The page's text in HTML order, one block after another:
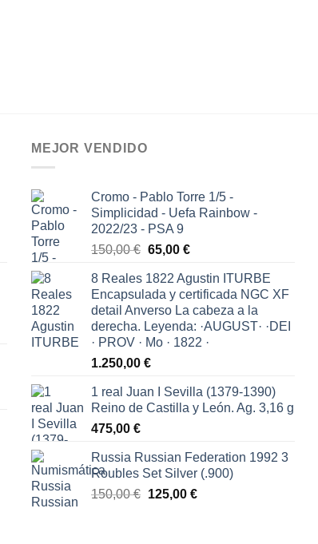
MEJOR VENDIDO
Cromo - Pablo Torre 1/5 -
Simplicidad - Uefa Rainbow -
2022/23 - PSA 9
150,00€ El
original
era:
150,00 €.
65,00 €El
actual
es:
65,00 €.
8 Reales 1822 Agustin ITURBE
Encapsulada y certificada NGC XF
detail Anverso La cabeza a la
derecha. Leyenda: ·AUGUST· ·DEI
· PROV · Mo · 1822 ·
1.250,00 €
1 real Juan I Sevilla (1379-1390)
Reino de Castilla y León. Ag. 3,16 g
475,00 €
Russia Russian Federation 1992 3
Roubles Set Silver (.900)
150,00€ El
125,00 €El